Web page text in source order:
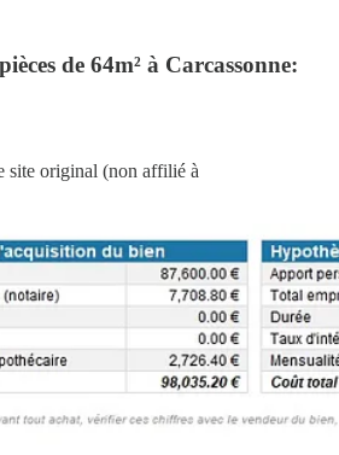
de 64m² à Carcassonne:
site original (non affilié à